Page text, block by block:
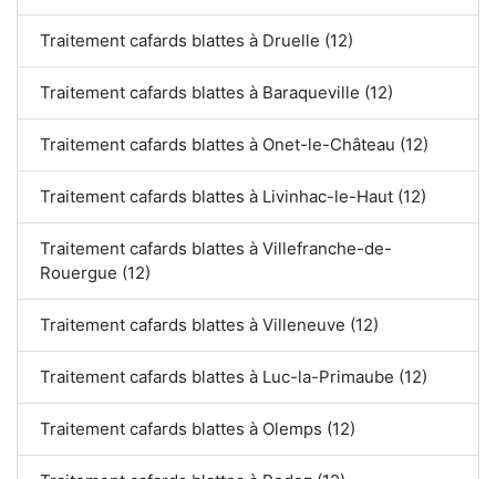
Traitement cafards blattes à Druelle (12)
Traitement cafards blattes à Baraqueville (12)
Traitement cafards blattes à Onet-le-Château (12)
Traitement cafards blattes à Livinhac-le-Haut (12)
Traitement cafards blattes à Villefranche-de-
Rouergue (12)
Traitement cafards blattes à Villeneuve (12)
Traitement cafards blattes à Luc-la-Primaube (12)
Traitement cafards blattes à Olemps (12)